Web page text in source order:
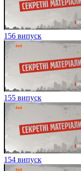
156 випуск
155 випуск
154 випуск